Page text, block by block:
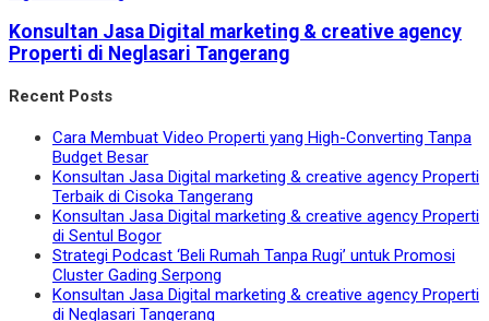
Konsultan Jasa Digital marketing & creative agency
Properti di Neglasari Tangerang
Recent Posts
Cara Membuat Video Properti yang High-Converting Tanpa
Budget Besar
Konsultan Jasa Digital marketing & creative agency Properti
Terbaik di Cisoka Tangerang
Konsultan Jasa Digital marketing & creative agency Properti
di Sentul Bogor
Strategi Podcast ‘Beli Rumah Tanpa Rugi’ untuk Promosi
Cluster Gading Serpong
Konsultan Jasa Digital marketing & creative agency Properti
di Neglasari Tangerang